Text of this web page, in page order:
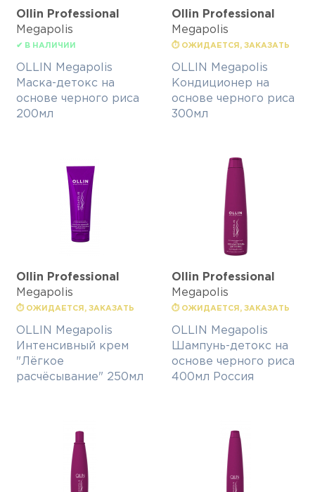
Ollin Professional
Megapolis
✔ В НАЛИЧИИ
OLLIN Megapolis
Маска-детокс на
основе черного риса
200мл
Ollin Professional
Megapolis
⏱ ОЖИДАЕТСЯ, ЗАКАЗАТЬ
OLLIN Megapolis
Кондиционер на
основе черного риса
300мл
Ollin Professional
Megapolis
⏱ ОЖИДАЕТСЯ, ЗАКАЗАТЬ
OLLIN Megapolis
Интенсивный крем
"Лёгкое
расчёсывание" 250мл
Ollin Professional
Megapolis
⏱ ОЖИДАЕТСЯ, ЗАКАЗАТЬ
OLLIN Megapolis
Шампунь-детокс на
основе черного риса
400мл Россия